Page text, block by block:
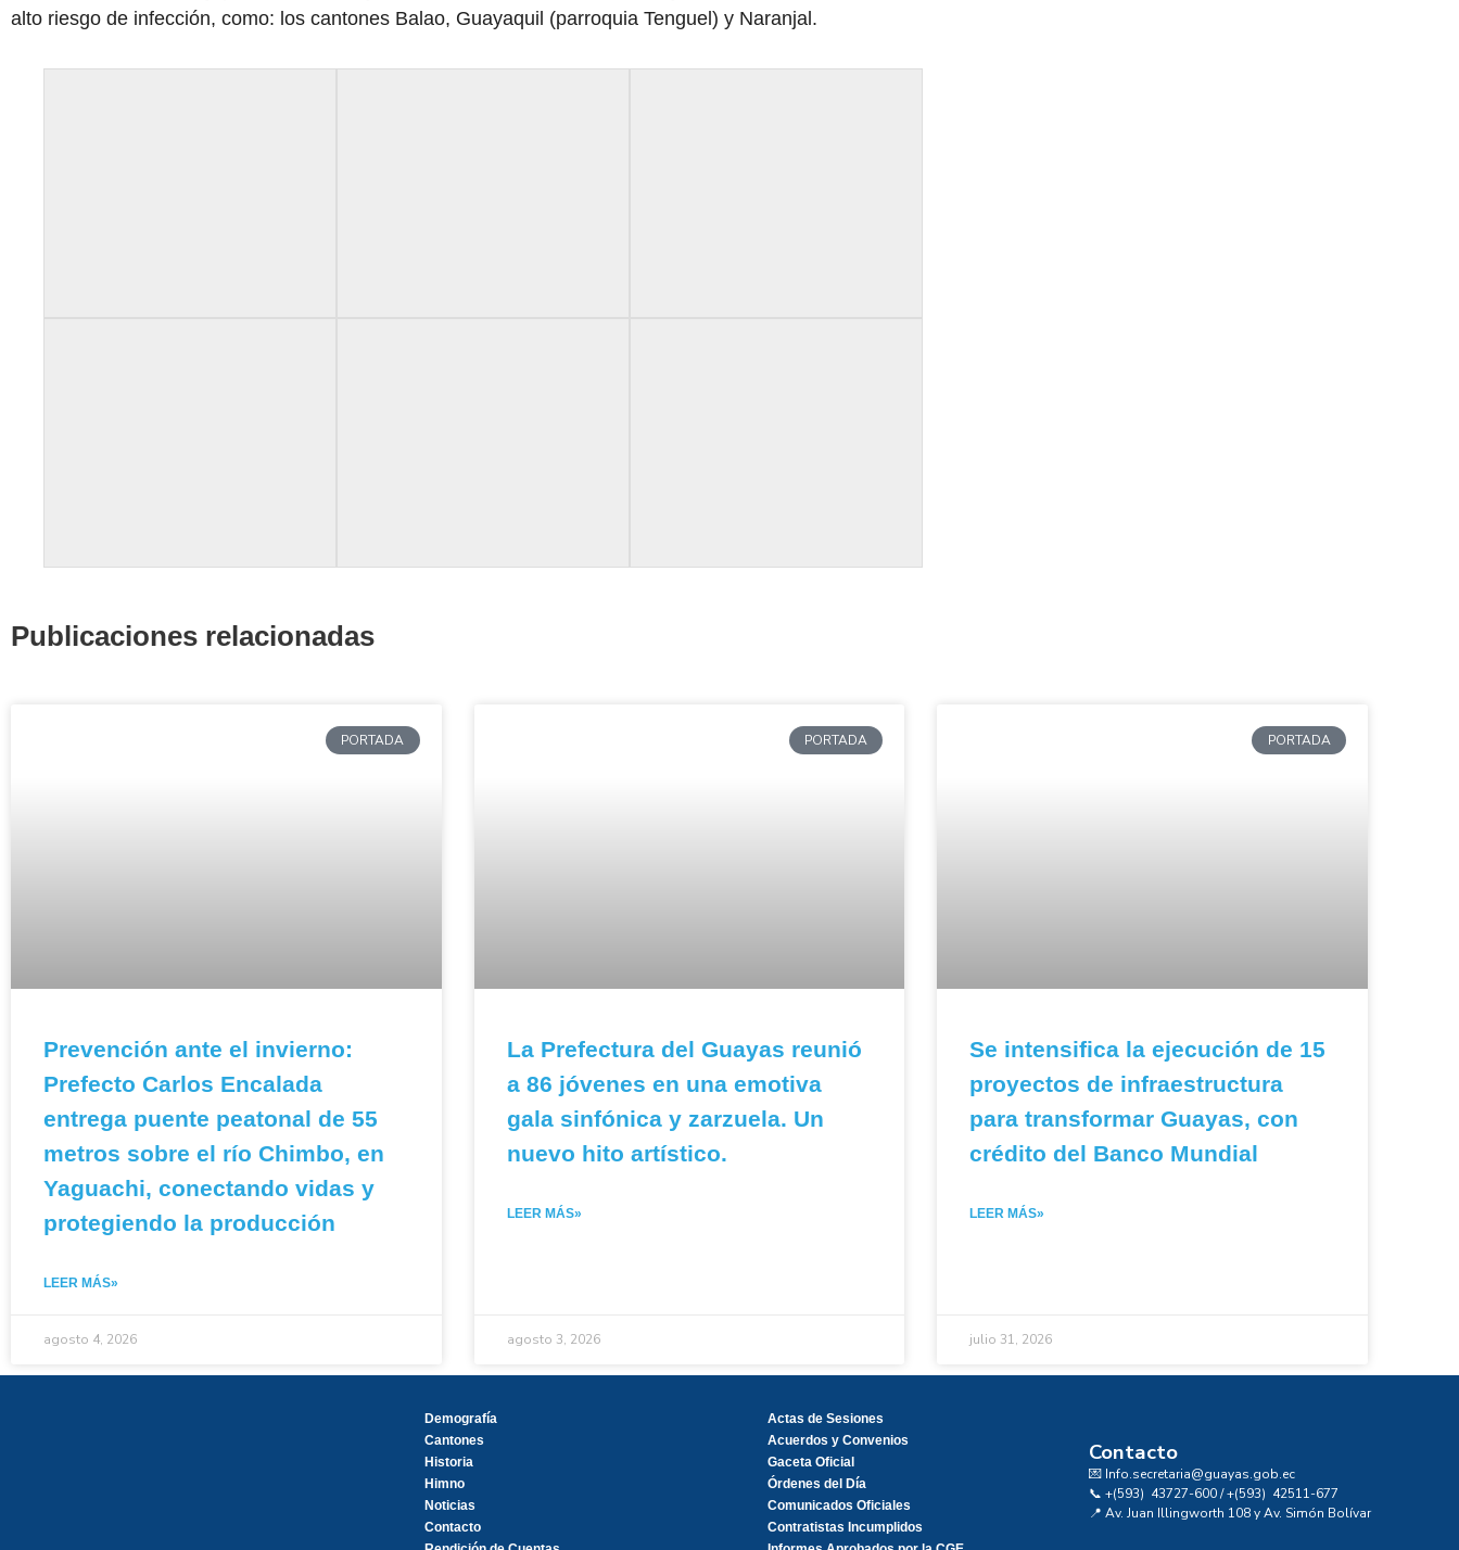
alto riesgo de infección, como: los cantones Balao, Guayaquil (parroquia Tenguel) y Naranjal.
Publicaciones relacionadas
PORTADA
Prevención ante el invierno:
Prefecto Carlos Encalada
entrega puente peatonal de 55
metros sobre el río Chimbo, en
Yaguachi, conectando vidas y
protegiendo la producción
LEER MÁS»
agosto 4, 2026
PORTADA
La Prefectura del Guayas reunió
a 86 jóvenes en una emotiva
gala sinfónica y zarzuela. Un
nuevo hito artístico.
LEER MÁS»
agosto 3, 2026
PORTADA
Se intensifica la ejecución de 15
proyectos de infraestructura
para transformar Guayas, con
crédito del Banco Mundial
LEER MÁS»
julio 31, 2026
Demografía
Cantones
Historia
Himno
Noticias
Contacto
Actas de Sesiones
Acuerdos y Convenios
Gaceta Oficial
Órdenes del Día
Comunicados Oficiales
Contratistas Incumplidos
Contacto
💌 Info.secretaria@guayas.gob.ec
📞 +(593) 43727-600 / +(593) 42511-677
📍 Av. Juan Illingworth 108 y Av. Simón Bolívar